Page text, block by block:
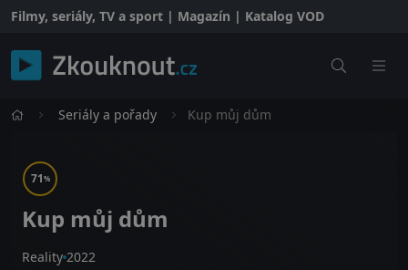
Filmy, seriály, TV a sport | Magazín | Katalog VOD
Seriály a pořady Kup můj dům
71%
Kup můj dům
Reality 2022